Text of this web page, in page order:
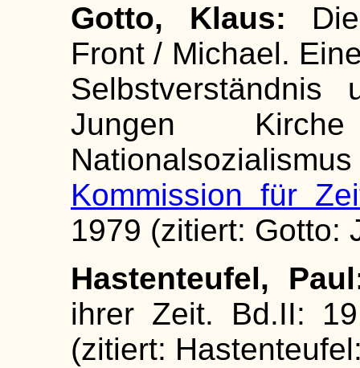
Gotto, Klaus:
Front / Michael.
Jungen
Kommission für
1979 (zitiert: Gotto:
Hastenteufel,
ihrer Zeit. Bd.II:
(zitiert: